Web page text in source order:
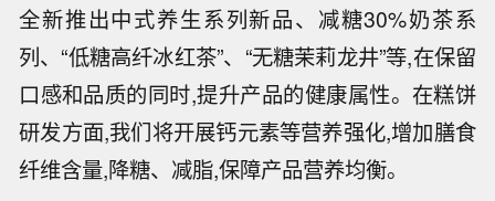
全新推出中式养生系列新品、减糖30%奶茶系
列、“低糖高纤冰红茶”、“无糖茉莉龙井”等,在保留
口感和品质的同时,提升产品的健康属性。在糕饼
研发方面,我们将开展钙元素等营养强化,增加膳食
纤维含量,降糖、减脂,保障产品营养均衡。